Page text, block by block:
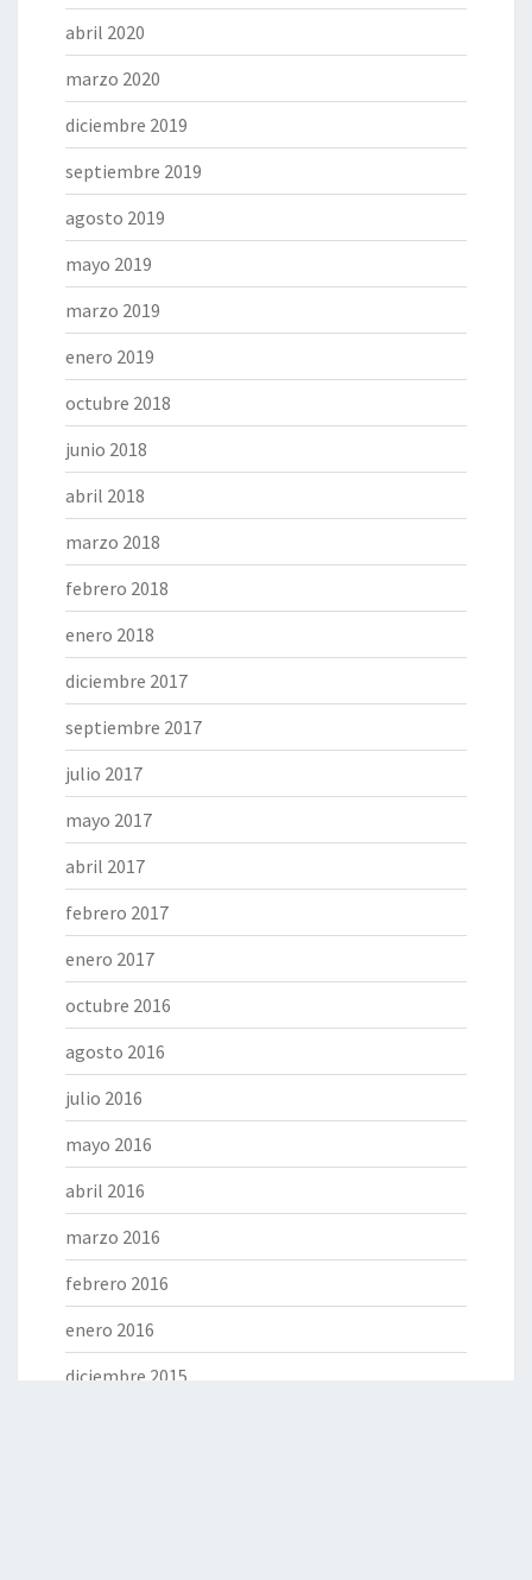
abril 2020
marzo 2020
diciembre 2019
septiembre 2019
agosto 2019
mayo 2019
marzo 2019
enero 2019
octubre 2018
junio 2018
abril 2018
marzo 2018
febrero 2018
enero 2018
diciembre 2017
septiembre 2017
julio 2017
mayo 2017
abril 2017
febrero 2017
enero 2017
octubre 2016
agosto 2016
julio 2016
mayo 2016
abril 2016
marzo 2016
febrero 2016
enero 2016
diciembre 2015